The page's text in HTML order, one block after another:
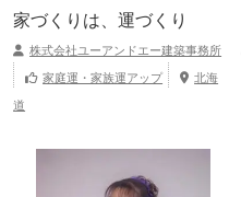
家づくりは、運づくり
株式会社ユーアンドエー建築事務所
家庭運・家族運アップ
北海
道